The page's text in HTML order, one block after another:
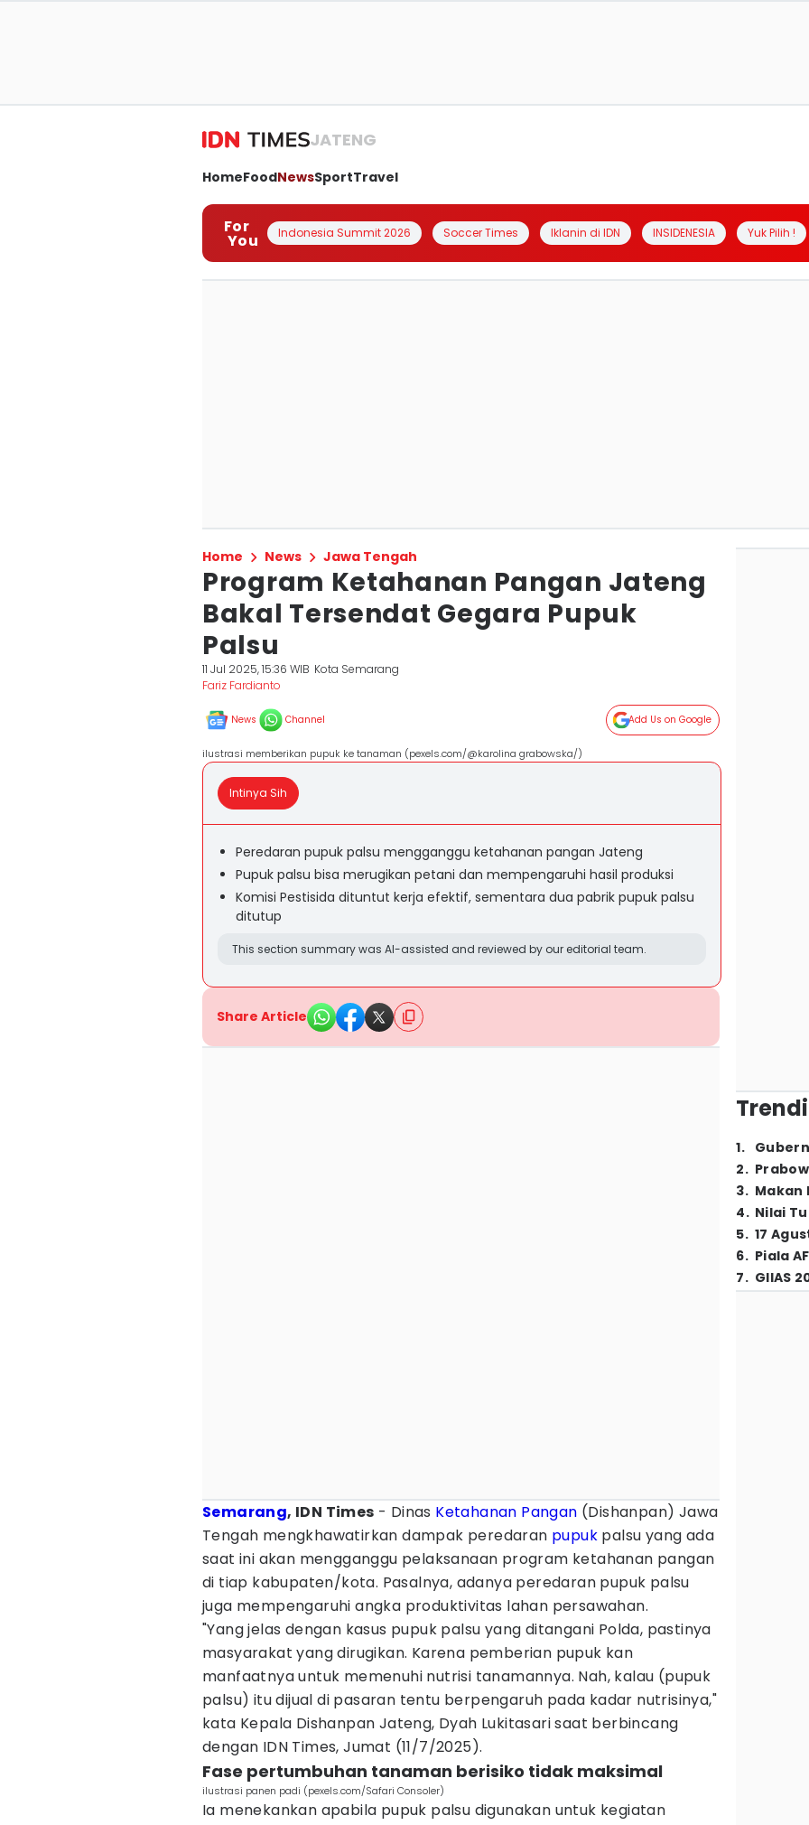
JATENG
HomeFoodNewsSportTravel
For
You Indonesia Summit 2026 Soccer Times Iklanin di IDN INSIDENESIA Yuk Pilih !
Home News Jawa Tengah
Program Ketahanan Pangan Jateng
Bakal Tersendat Gegara Pupuk
Palsu
11 Jul 2025, 15:36 WIB Kota Semarang
Fariz Fardianto
News Channel Add Us on Google
ilustrasi memberikan pupuk ke tanaman (pexels.com/@karolina grabowska/)
Intinya Sih
Peredaran pupuk palsu mengganggu ketahanan pangan Jateng
Pupuk palsu bisa merugikan petani dan mempengaruhi hasil produksi
Komisi Pestisida dituntut kerja efektif, sementara dua pabrik pupuk palsu
ditutup
This section summary was AI-assisted and reviewed by our editorial team.
Share Article
Semarang, IDN Times - Dinas Ketahanan Pangan (Dishanpan) Jawa
Tengah mengkhawatirkan dampak peredaran pupuk palsu yang ada
saat ini akan mengganggu pelaksanaan program ketahanan pangan
di tiap kabupaten/kota. Pasalnya, adanya peredaran pupuk palsu
juga mempengaruhi angka produktivitas lahan persawahan.
"Yang jelas dengan kasus pupuk palsu yang ditangani Polda, pastinya
masyarakat yang dirugikan. Karena pemberian pupuk kan
manfaatnya untuk memenuhi nutrisi tanamannya. Nah, kalau (pupuk
palsu) itu dijual di pasaran tentu berpengaruh pada kadar nutrisinya,"
kata Kepala Dishanpan Jateng, Dyah Lukitasari saat berbincang
dengan IDN Times, Jumat (11/7/2025).
Fase pertumbuhan tanaman berisiko tidak maksimal
ilustrasi panen padi (pexels.com/Safari Consoler)
Ia menekankan apabila pupuk palsu digunakan untuk kegiatan
1.
2.
3. Makan
4. Nilai
5. 17
6. Piala
7. GIIAS